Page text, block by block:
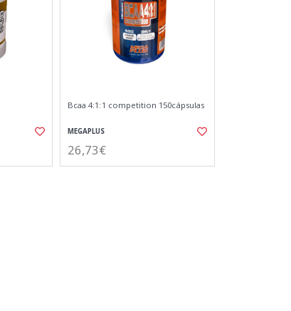
Bcaa 4:1:1 competition 150cápsulas
MEGAPLUS
26,73€